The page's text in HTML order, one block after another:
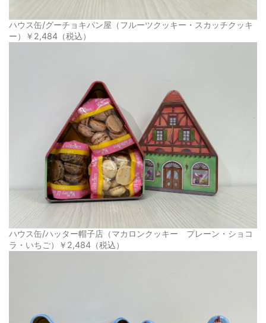
ハウス缶/グーチョキパン屋（フルーツクッキー・スカッチクッキ
ー）￥2,484（税込）
ハウス缶/ハッター帽子店（マカロンクッキー プレーン・ショコ
ラ・いちご）￥2,484（税込）